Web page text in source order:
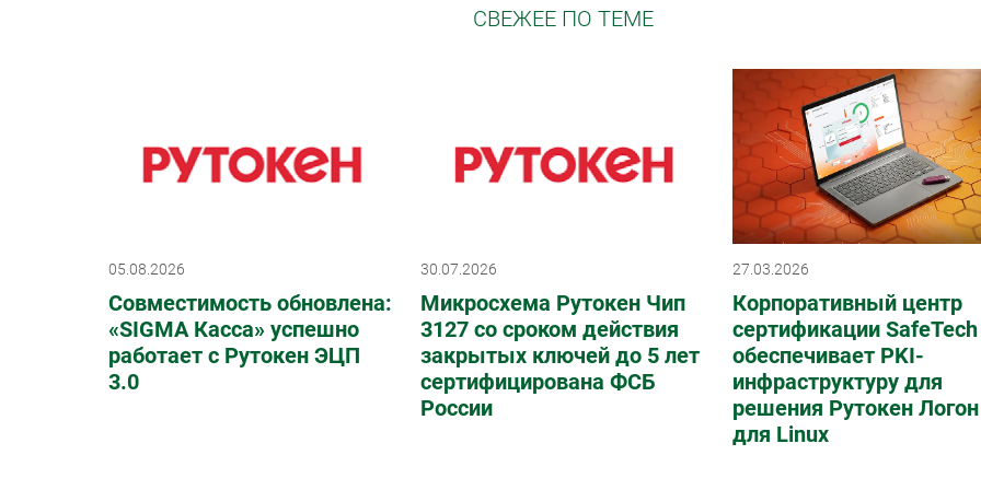
СВЕЖЕЕ ПО ТЕМЕ
05.08.2026
Совместимость обновлена:
«SIGMA Касса» успешно
работает с Рутокен ЭЦП
3.0
30.07.2026
Микросхема Рутокен Чип
3127 со сроком действия
закрытых ключей до 5 лет
сертифицирована ФСБ
России
27.03.2026
Корпоративный центр
сертификации SafeTech
обеспечивает PKI-
инфраструктуру для
решения Рутокен Логон
для Linux